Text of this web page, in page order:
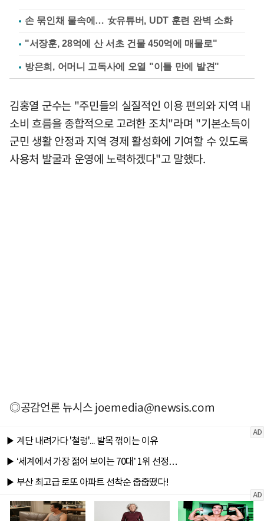
손 묶인채 물속에… 女유튜버, UDT 훈련 완벽 소화
"서장훈, 28억에 산 서초 건물 450억에 매물로"
방은희, 어머니 고독사에 오열 "이틀 만에 발견"
김홍열 군수는 "주민들의 실질적인 이용 편의와 지역 내
소비 흐름을 종합적으로 고려한 조치"라며 "기본소득이
군민 생활 안정과 지역 경제 활성화에 기여할 수 있도록
사용처 발굴과 운영에 노력하겠다"고 말했다.
◎공감언론 뉴시스joemedia@newsis.com